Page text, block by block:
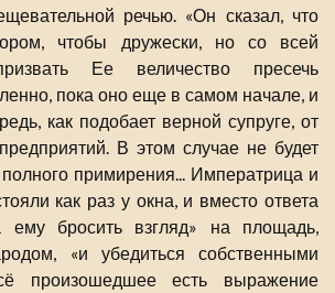
речью. «Он сказал, что
чтобы дружески, но со всей
Ее величество пресечь
пока оно еще в самом начале, и
как подобает верной супруге, от
В этом случае не будет
примирения... Императрица и
как раз у окна, и вместо ответа
ему бросить взгляд» на площадь,
«и убедиться собственными
произошедшее есть выражение